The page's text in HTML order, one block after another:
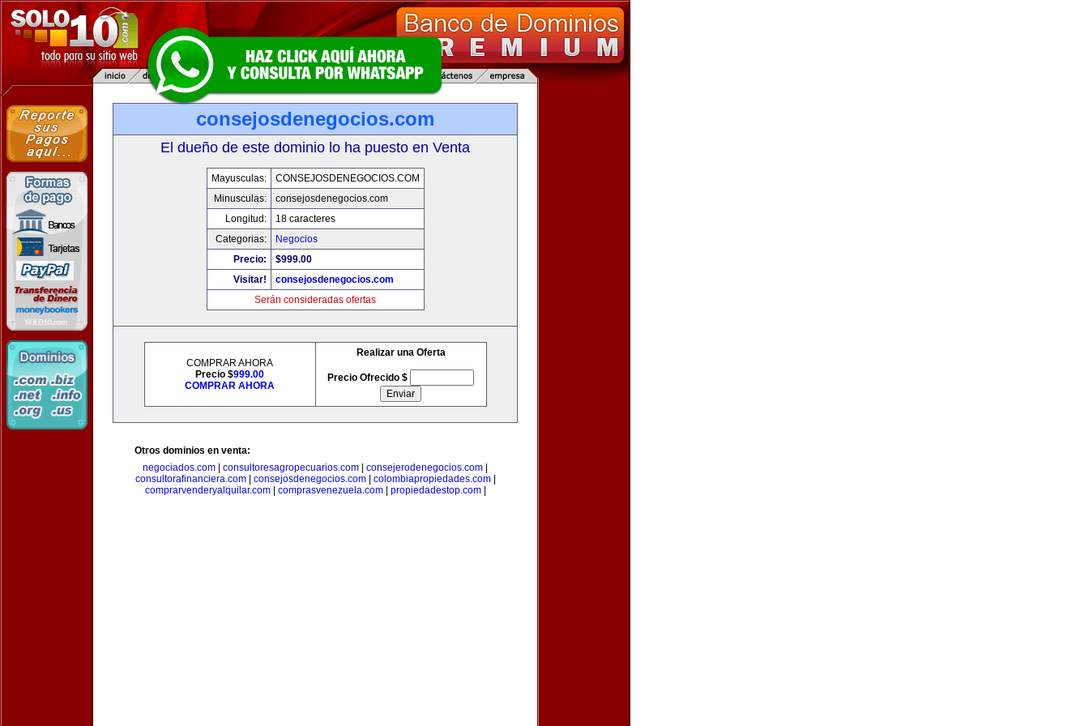
consejosdenegocios.com
El dueño de este dominio lo ha puesto en Venta
Mayusculas:
CONSEJOSDENEGOCIOS.COM
Minusculas:
consejosdenegocios.com
Longitud:
18 caracteres
Categorias:
Negocios
Precio:
$999.00
Visitar!
consejosdenegocios.com
Serán consideradas ofertas
COMPRAR AHORA
Precio $999.00
COMPRAR AHORA
Realizar una Oferta
Precio Ofrecido $
Otros dominios en venta:
negociados.com
consultoresagropecuarios.com consejerodenegocios.com
consultorafinanciera.com| consejosdenegocios.com| colombiapropiedades.com|
comprarvenderyalquilar.com| comprasvenezuela.com| propiedadestop.com|